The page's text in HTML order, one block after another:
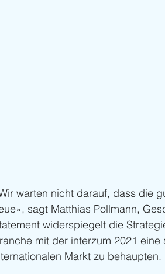
warten nicht darauf, dass die
sagt Matthias Pollmann,
widerspiegelt die
mit der interzum 2021
Markt zu behaupten.